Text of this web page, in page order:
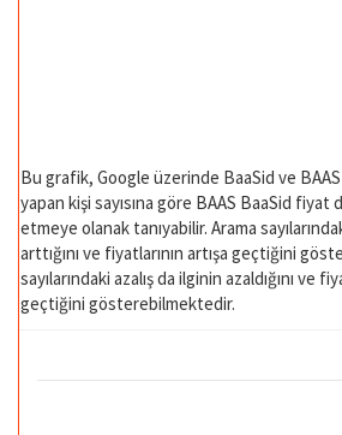
Bu grafik, Google üzerinde BaaSid ve
yapan kişi sayısına göre BAAS BaaSid fiyat
etmeye olanak tanıyabilir. Arama
arttığını ve fiyatlarının artışa geçtiğini
sayılarındaki azalış da ilginin azaldığını ve
geçtiğini gösterebilmektedir.